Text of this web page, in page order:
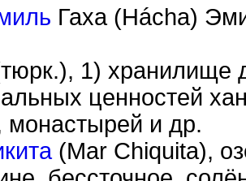
Гаха (Hácha)
1) хранилище
ценностей
монастырей и др.
(Mar Chiquita),